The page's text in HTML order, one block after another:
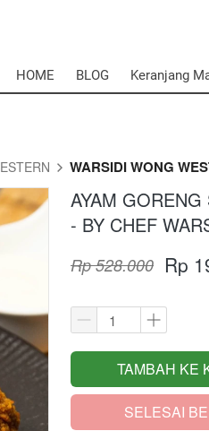
HOME BLOG Keranjang
WARSIDI WONG
AYAM
- BY CHEF
Rp 528.000 Rp
`
TAMBAH KE
`SELESAI